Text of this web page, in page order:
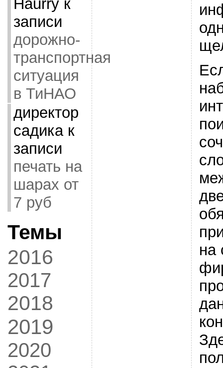
Haurryк
записи
дорожно-
транспортная
ситуация
в ТиНАО
директор
садикак
записи
печать на
шарах от
7 руб
Темы
2016
2017
2018
2019
2020
на